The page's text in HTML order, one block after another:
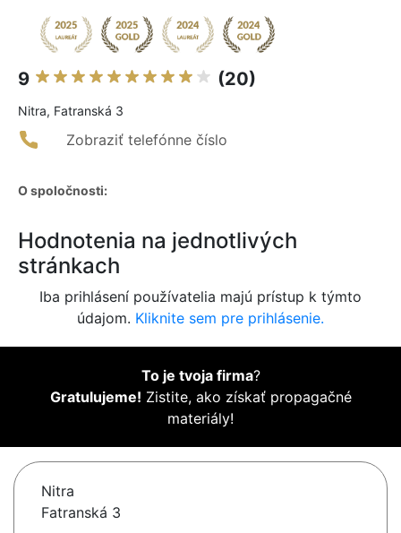
9 (20)
Nitra, Fatranská 3
Zobraziť telefónne číslo
O spoločnosti:
Hodnotenia na jednotlivých
stránkach
Iba prihlásení používatelia majú prístup k týmto
údajom. Kliknite sem pre prihlásenie.
To je tvoja firma?
Gratulujeme! Zistite, ako získať propagačné
materiály!
Nitra
Fatranská 3